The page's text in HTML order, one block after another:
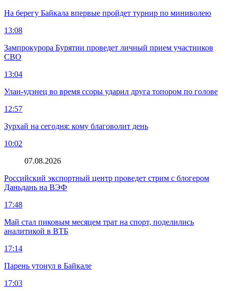
На берегу Байкала впервые пройдет турнир по миниволею
13:08
Зампрокурора Бурятии проведет личный прием участников
СВО
13:04
Улан-удэнец во время ссоры ударил друга топором по голове
12:57
Зурхай на сегодня: кому благоволит день
10:02
07.08.2026
Российский экспортный центр проведет стрим с блогером
Даньдань на ВЭФ
17:48
Май стал пиковым месяцем трат на спорт, поделились
аналитикой в ВТБ
17:14
Парень утонул в Байкале
17:03